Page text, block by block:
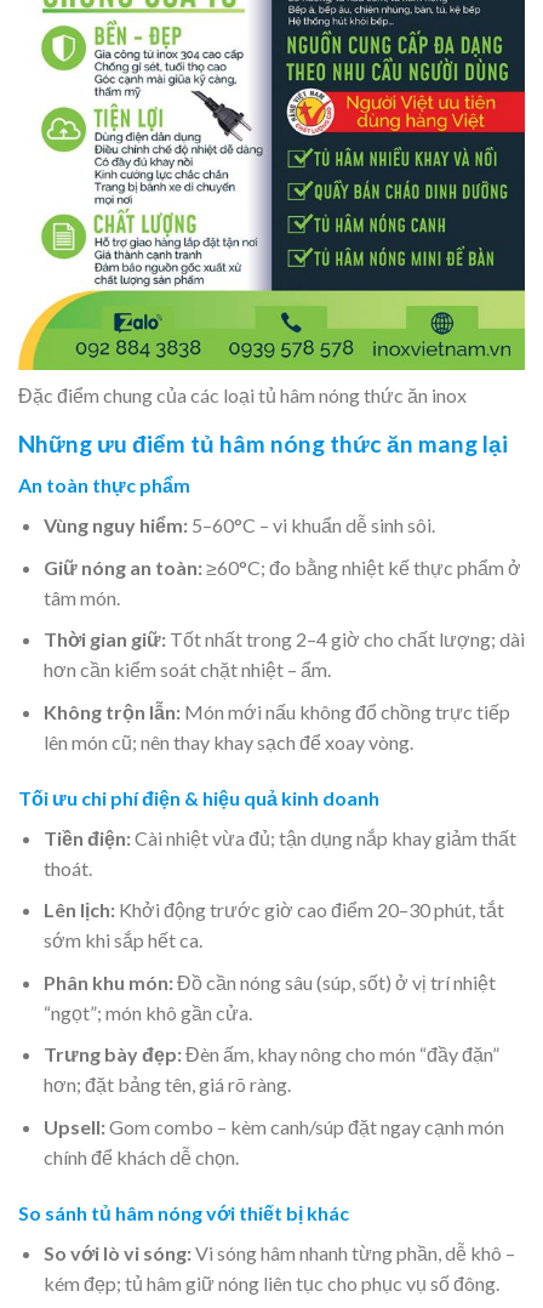
Đặc điểm chung của các loại tủ hâm nóng thức ăn inox
Những ưu điểm tủ hâm nóng thức ăn mang lại
An toàn thực phẩm
Vùng nguy hiểm:5–60°C – vi khuẩn dễ sinh sôi.
Giữ nóng an toàn:≥60°C; đo bằng nhiệt kế thực phẩm ở
tâm món.
Thời gian giữ:Tốt nhất trong 2–4 giờ cho chất lượng; dài
hơn cần kiểm soát chặt nhiệt – ẩm.
Không trộn lẫn:Món mới nấu không đổ chồng trực tiếp
lên món cũ; nên thay khay sạch để xoay vòng.
Tối ưu chi phí điện & hiệu quả kinh doanh
Tiền điện:Cài nhiệt vừa đủ; tận dụng nắp khay giảm thất
thoát.
Lên lịch:Khởi động trước giờ cao điểm 20–30 phút, tắt
sớm khi sắp hết ca.
Phân khu món:Đồ cần nóng sâu (súp, sốt) ở vị trí nhiệt
“ngọt”; món khô gần cửa.
Trưng bày đẹp:Đèn ấm, khay nông cho món “đầy đặn”
hơn; đặt bảng tên, giá rõ ràng.
Upsell:Gom combo – kèm canh/súp đặt ngay cạnh món
chính để khách dễ chọn.
So sánh tủ hâm nóng với thiết bị khác
So với lò vi sóng:Vi sóng hâm nhanh từng phần, dễ khô –
kém đẹp; tủ hâm giữ nóng liên tục cho phục vụ số đông.